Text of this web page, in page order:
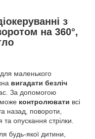
з
на 360°,
маленького
вигадати безліч
За допомогою
може контролювати всі
назад, повороти,
опускання стрілки.
будь-якої дитини,